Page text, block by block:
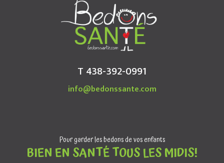
T 438-392-0991
info@bedonssante.com
Pour garder les bedons de vos enfants
BIEN EN SANTÉ TOUS LES MIDIS!